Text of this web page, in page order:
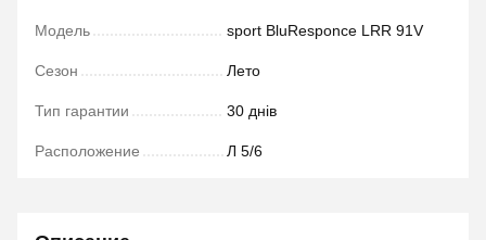
Модель sport BluResponce LRR 91V
Сезон Лето
Тип гарантии 30 днів
Расположение Л 5/6